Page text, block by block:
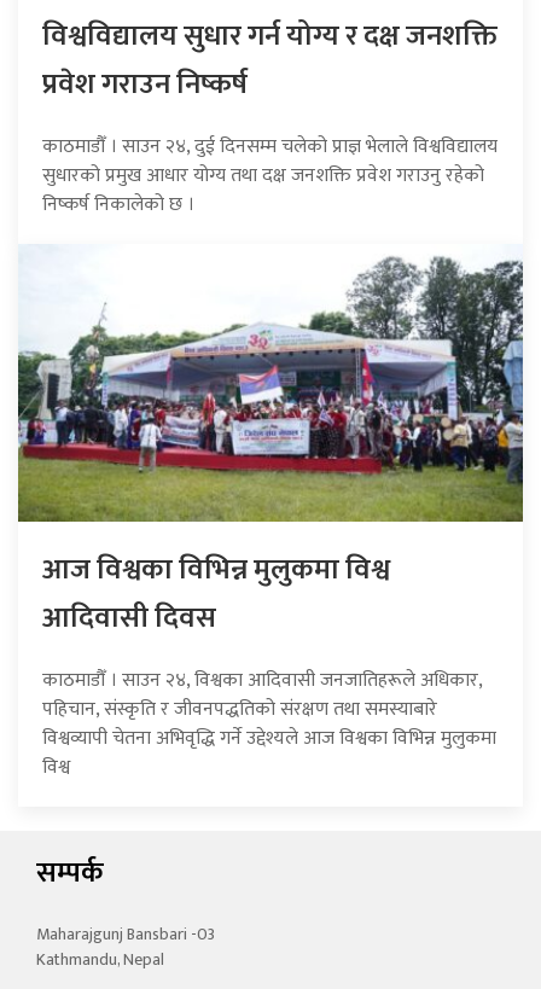
विश्वविद्यालय सुधार गर्न योग्य र दक्ष जनशक्ति
प्रवेश गराउन निष्कर्ष
काठमाडौँ । साउन २४, दुई दिनसम्म चलेको प्राज्ञ भेलाले विश्वविद्यालय
सुधारको प्रमुख आधार योग्य तथा दक्ष जनशक्ति प्रवेश गराउनु रहेको
निष्कर्ष निकालेको छ ।
आज विश्वका विभिन्न मुलुकमा विश्व
आदिवासी दिवस
काठमाडौँ । साउन २४, विश्वका आदिवासी जनजातिहरूले अधिकार,
पहिचान, संस्कृति र जीवनपद्धतिको संरक्षण तथा समस्याबारे
विश्वव्यापी चेतना अभिवृद्धि गर्ने उद्देश्यले आज विश्वका विभिन्न मुलुकमा
विश्व
सम्पर्क
Maharajgunj Bansbari -03
Kathmandu, Nepal